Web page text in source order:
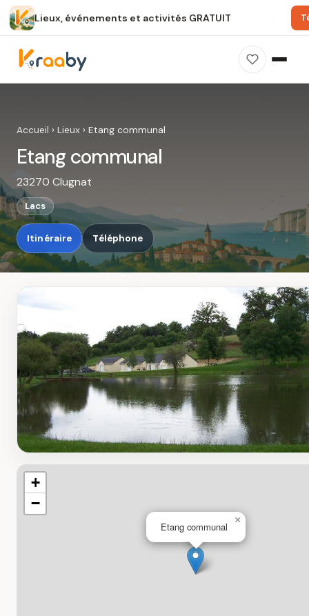
Lieux, événements et activités GRATUIT
spot dans Kraaby.
Accueil › Lieux › Etang communal
Etang communal
23270 Clugnat
Lacs
Itinéraire Téléphone
Etang communal
×
+
−